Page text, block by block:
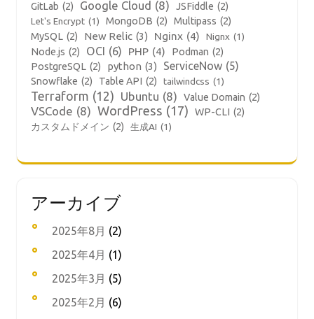
GitLab (2) Google Cloud (8) JSFiddle (2)
Let's Encrypt (1) MongoDB (2) Multipass (2)
MySQL (2) New Relic (3) Nginx (4) Nignx (1)
Node.js (2) OCI (6) PHP (4) Podman (2)
PostgreSQL (2) python (3) ServiceNow (5)
Snowflake (2) Table API (2) tailwindcss (1)
Terraform (12) Ubuntu (8) Value Domain (2)
VSCode (8) WordPress (17) WP-CLI (2)
カスタムドメイン (2) 生成AI (1)
アーカイブ
2025年8月 (2)
2025年4月 (1)
2025年3月 (5)
2025年2月 (6)